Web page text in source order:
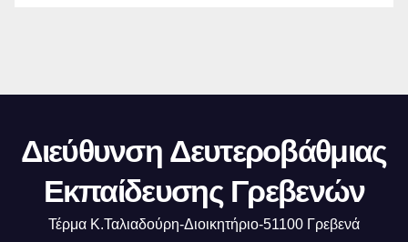
Διεύθυνση Δευτεροβάθμιας
Εκπαίδευσης Γρεβενών
Τέρμα Κ.Ταλιαδούρη-Διοικητήριο-51100 Γρεβενά